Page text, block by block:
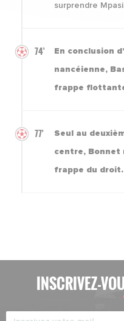
surprendre
74' En conclusion
nancéienne,
frappe
77' Seul au
centre, Bonnet
frappe du droit.
INSCRIVEZ-